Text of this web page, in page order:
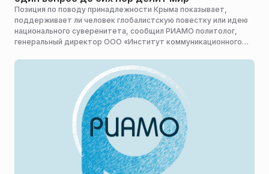
Позиция по поводу принадлежности Крыма показывает,
поддерживает ли человек глобалистскую повестку или идею
национального суверенитета, сообщил РИАМО политолог,
генеральный директор ООО «Институт коммуникационного